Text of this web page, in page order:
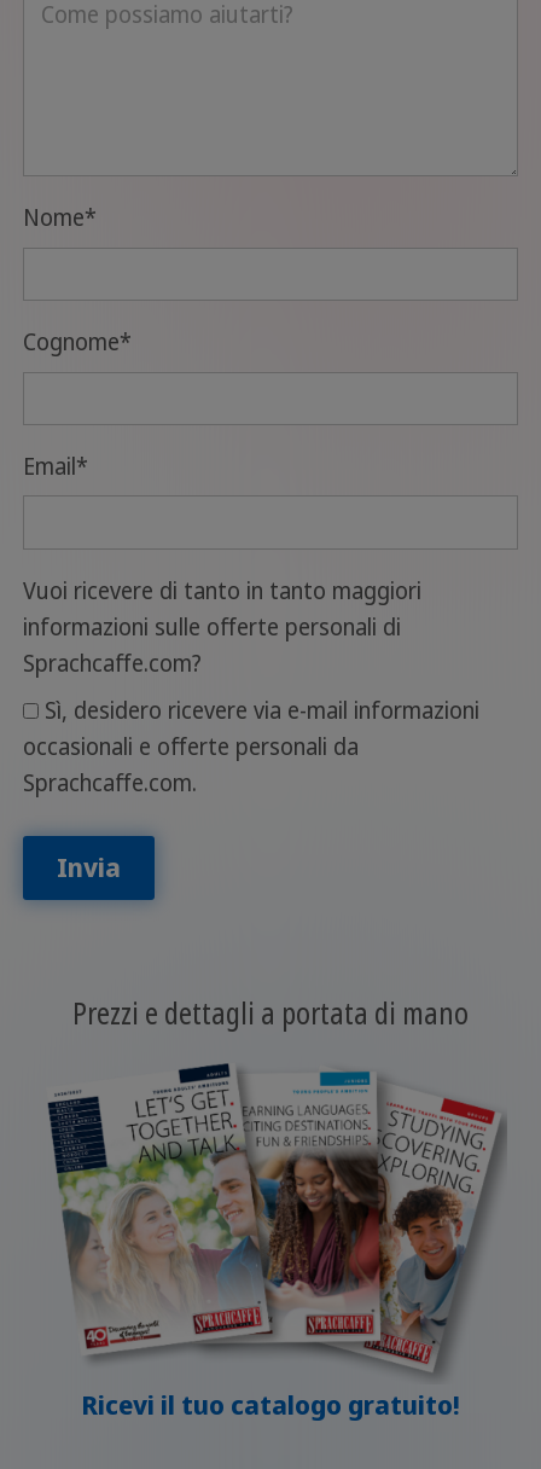
Nome*
Cognome*
Email*
Vuoi ricevere di tanto in tanto maggiori
informazioni sulle offerte personali di
Sprachcaffe.com?
occasionali e offerte personali da
Sprachcaffe.com.
Invia
Prezzi e dettagli a portata di mano
Ricevi il tuo catalogo gratuito!